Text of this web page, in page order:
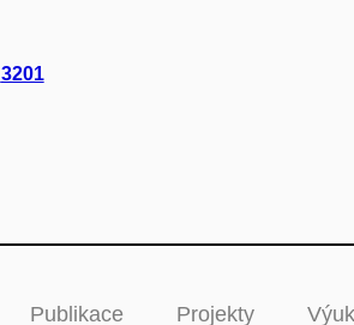
3201
Publikace Projekty